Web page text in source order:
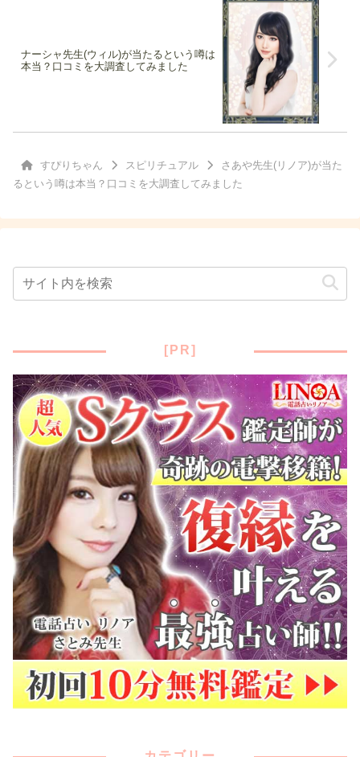
ナーシャ先生(ウィル)が当たるという噂は
本当？口コミを大調査してみました
すぴりちゃん スピリチュアル
さあや先生(リノア)が当た
るという噂は本当？口コミを大調査してみました
[PR]